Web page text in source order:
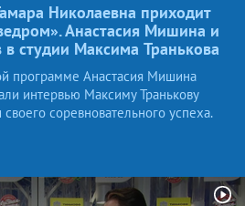
Николаевна приходит
Анастасия Мишина и
в студии Максима Транькова
программе Анастасия Мишина
интервью Максиму Транькову
соревновательного успеха.